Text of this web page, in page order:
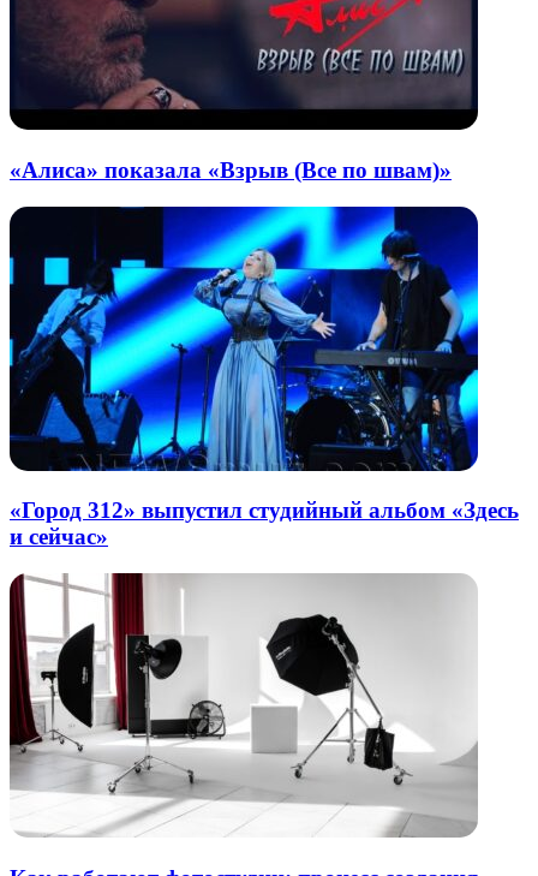
«Алиса» показала «Взрыв (Все по швам)»
«Город 312» выпустил студийный альбом «Здесь
и сейчас»